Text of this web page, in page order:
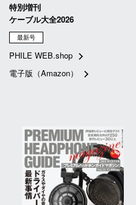
特別増刊
ケーブル大全2026
最新号
PHILE WEB.shop
電子版（Amazon）